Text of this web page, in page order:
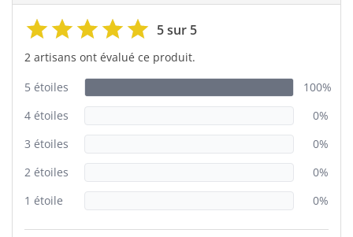
5 sur 5
2 artisans ont évalué ce produit.
5 étoiles
100%
4 étoiles
0%
3 étoiles
0%
2 étoiles
0%
1 étoile
0%